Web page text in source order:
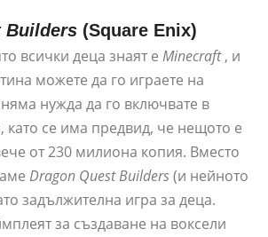
Builders (Square Enix)
всички деца знаят е Minecraft, и
можете да го играете на
нужда да го включвате в
като се има предвид, че нещото е
от 230 милиона копия. Вместо
Dragon Quest Builders(и нейното
задължителна игра за деца.
за създаване на воксели